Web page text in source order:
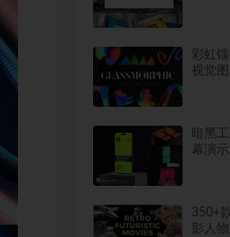
彩虹
视觉
暗黑
幕演
350+
影人